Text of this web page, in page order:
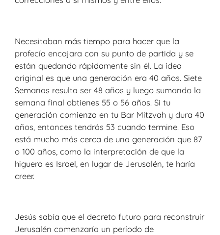
Necesitaban más tiempo para hacer que la
profecía encajara con su punto de partida y se
están quedando rápidamente sin él. La idea
original es que una generación era 40 años. Siete
Semanas resulta ser 48 años y luego sumando la
semana final obtienes 55 o 56 años. Si tu
generación comienza en tu Bar Mitzvah y dura 40
años, entonces tendrás 53 cuando termine. Eso
está mucho más cerca de una generación que 87
o 100 años, como la interpretación de que la
higuera es Israel, en lugar de Jerusalén, te haría
creer.
Jesús sabía que el decreto futuro para reconstruir
Jerusalén comenzaría un período de